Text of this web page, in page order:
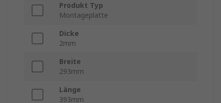
Produkt Typ
Montageplatte
Dicke
2mm
Breite
293mm
Länge
393mm